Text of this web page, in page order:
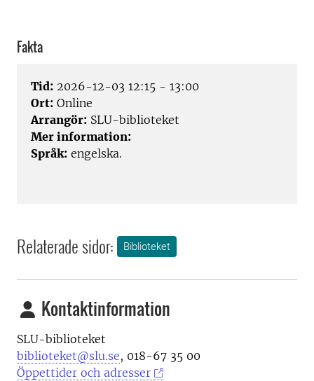
Fakta
Tid: 2026-12-03 12:15 - 13:00
Ort: Online
Arrangör: SLU-biblioteket
Mer information:
Språk: engelska.
Relaterade sidor: Biblioteket
Kontaktinformation
SLU-biblioteket
biblioteket@slu.se, 018-67 35 00
Öppettider och adresser